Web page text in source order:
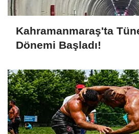
Kahramanmaraş'ta
Dönemi Başladı!